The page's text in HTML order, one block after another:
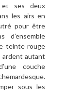
et ses deux
les airs en
pour être
d’ensemble
teinte rouge
autant
couche
sous les